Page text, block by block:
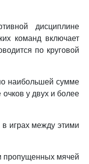
дисциплине
команд включает
по круговой
наибольшей сумме
у двух и более
играх между этими
пропущенных мячей